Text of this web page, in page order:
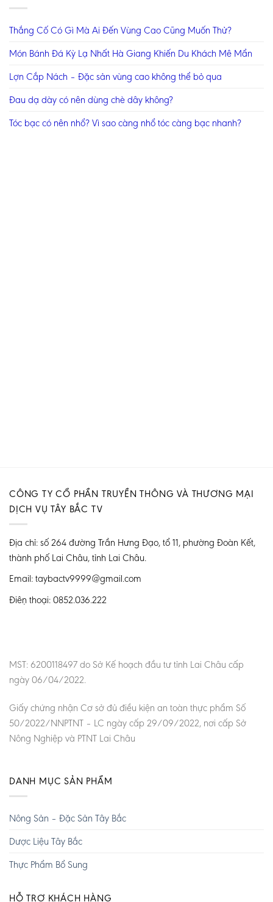
Thắng Cố Có Gì Mà Ai Đến Vùng Cao Cũng Muốn Thử?
Món Bánh Đá Kỳ Lạ Nhất Hà Giang Khiến Du Khách Mê Mẩn
Lợn Cắp Nách – Đặc sản vùng cao không thể bỏ qua
Đau dạ dày có nên dùng chè dây không?
Tóc bạc có nên nhổ? Vì sao càng nhổ tóc càng bạc nhanh?
CÔNG TY CỔ PHẦN TRUYỀN THÔNG VÀ THƯƠNG MẠI
DỊCH VỤ TÂY BẮC TV
Địa chỉ: số 264 đường Trần Hưng Đạo, tổ 11, phường Đoàn Kết,
thành phố Lai Châu, tỉnh Lai Châu.
Email: taybactv9999@gmail.com
Điện thoại: 0852.036.222
MST: 6200118497 do Sở Kế hoạch đầu tư tỉnh Lai Châu cấp
ngày 06/04/2022.
Giấy chứng nhận Cơ sở đủ điều kiện an toàn thực phẩm Số
50/2022/NNPTNT – LC ngày cấp 29/09/2022, nơi cấp Sở
Nông Nghiệp và PTNT Lai Châu
DANH MỤC SẢN PHẨM
Nông Sản – Đặc Sản Tây Bắc
Dược Liệu Tây Bắc
Thực Phẩm Bổ Sung
HỖ TRỢ KHÁCH HÀNG